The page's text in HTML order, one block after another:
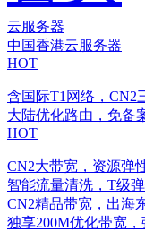
云服务器
中国香港云服务器
HOT
含国际T1网络，CN2
大陆优化路由，免备
HOT
CN2大带宽，资源弹
智能流量清洗，T级
CN2精品带宽，出海
独享200M优化带宽，